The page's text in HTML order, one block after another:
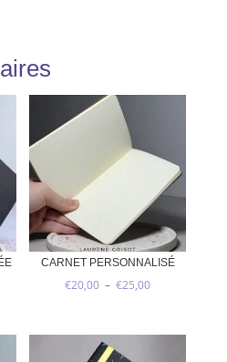
CARNET PERSONNALISÉ
€20,00 – €25,00Plage
prix :